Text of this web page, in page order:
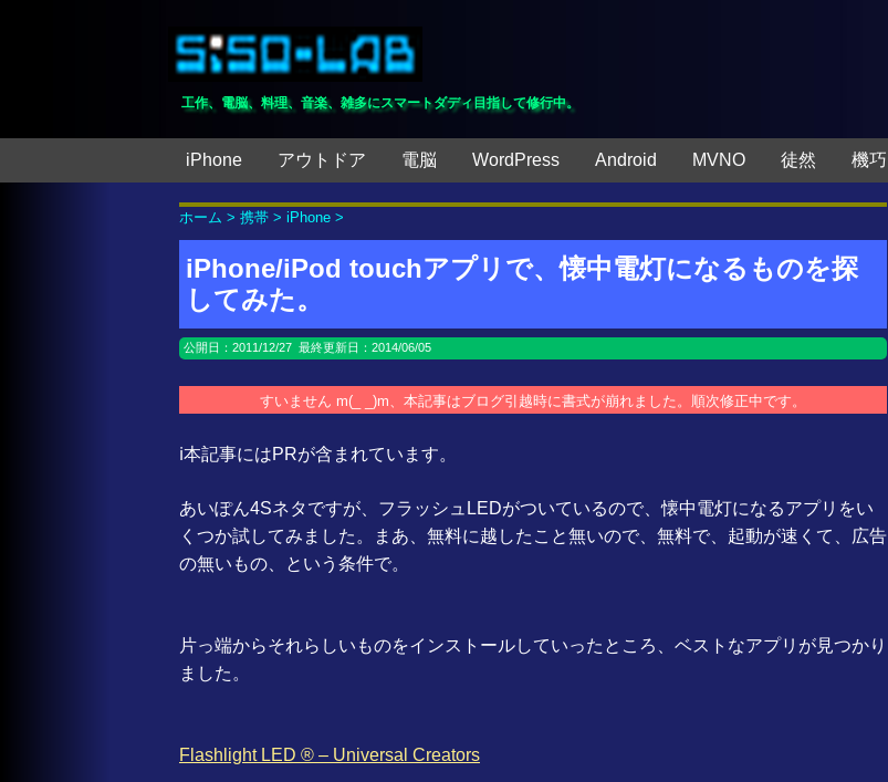
工作、電脳、料理、音楽、雑多にスマートダディ目指して修行中。
iPhone アウトドア 電脳 WordPress Android MVNO 徒然 機巧
ホーム > 携帯 > iPhone >
iPhone/iPod touchアプリで、懐中電灯になるものを探
してみた。
公開日： 2011/12/27 最終更新日：2014/06/05
すいません m(_ _)m、本記事はブログ引越時に書式が崩れました。順次修正中です。
ℹ️本記事にはPRが含まれています。
あいぽん4Sネタですが、フラッシュLEDがついているので、懐中電灯になるアプリをい
くつか試してみました。まあ、無料に越したこと無いので、無料で、起動が速くて、広告
の無いもの、という条件で。
片っ端からそれらしいものをインストールしていったところ、ベストなアプリが見つかり
ました。
Flashlight LED ® – Universal Creators